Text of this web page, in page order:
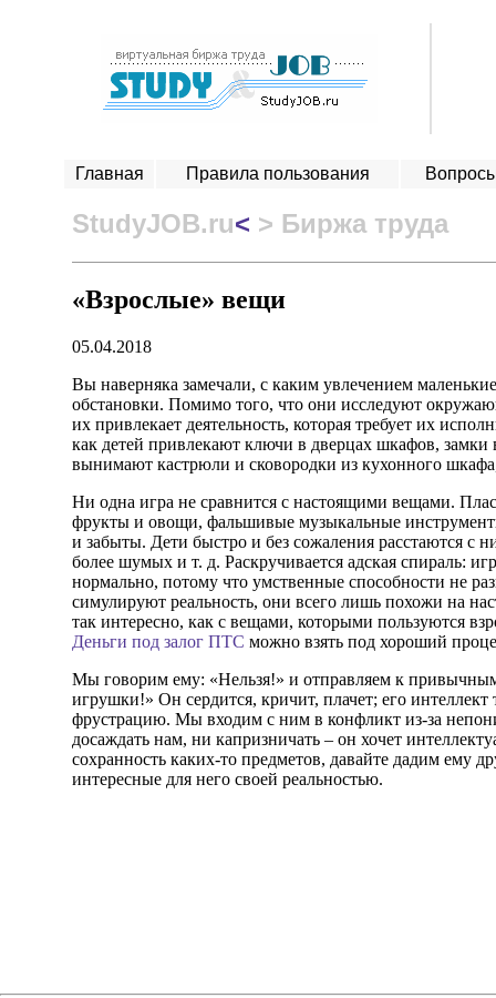
Главная Правила пользования
StudyJOB.ru< > Биржа труда
«Взрослые» вещи
05.04.2018
Вы наверняка замечали, с каким увлечением
обстановки. Помимо того, что они исследуют
их привлекает деятельность, которая требует их
как детей привлекают ключи в дверцах шкафов, замки
вынимают кастрюли и сковородки из кухонного
Ни одна игра не сравнится с настоящими вещами.
фрукты и овощи, фальшивые музыкальные
и забыты. Дети быстро и без сожаления расстаются с
более шумых и т. д. Раскручивается адская спираль:
нормально, потому что умственные способности не
симулируют реальность, они всего лишь похожи на
так интересно, как с вещами, которыми пользуются
Деньги под залог ПТС можно взять под хороший
Мы говорим ему: «Нельзя!» и отправляем к
игрушки!» Он сердится, кричит, плачет; его
фрустрацию. Мы входим с ним в конфликт из-за
досаждать нам, ни капризничать – он хочет
сохранность каких-то предметов, давайте дадим ему
интересные для него своей реальностью.